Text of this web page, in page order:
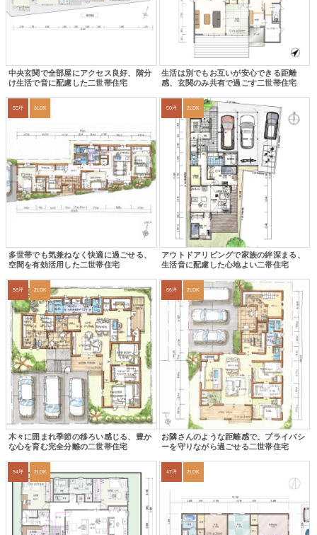
中央玄関で全部屋にアクセス良好、階分
け生活で音に配慮した二世帯住宅
生活は別でもお互いが安心できる距離
感、玄関のみ共有で過ごす二世帯住宅
55坪 3LDK
多世帯でも気兼ねなく快適に過ごせる、
空間を有効活用した二世帯住宅
50坪 2LDK
アウトドアリビングで家族の絆深まる、
生活音に配慮した心地よい二帯住宅
56坪 2LDK
木々に囲まれ季節の移ろい感じる、豊か
な心を育む完全分離の二世帯住宅
66坪 2LDK
お隣さんのような距離感で、プライバシ
ーを守りながら過ごせる二世帯住宅
54坪 2LDK 47坪 2LDK